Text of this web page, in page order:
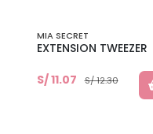
MIA SECRET
EXTENSION TWEEZER
S/ 11.07
S/ 12.30